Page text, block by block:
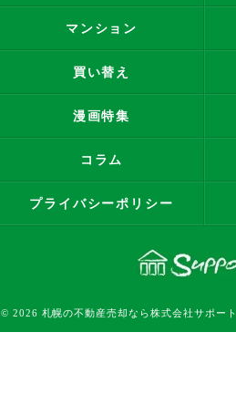
マンション
買い替え
漫画特集
コラム
プライバシーポリシー
© 2026 札幌の不動産売却なら株式会社サポー